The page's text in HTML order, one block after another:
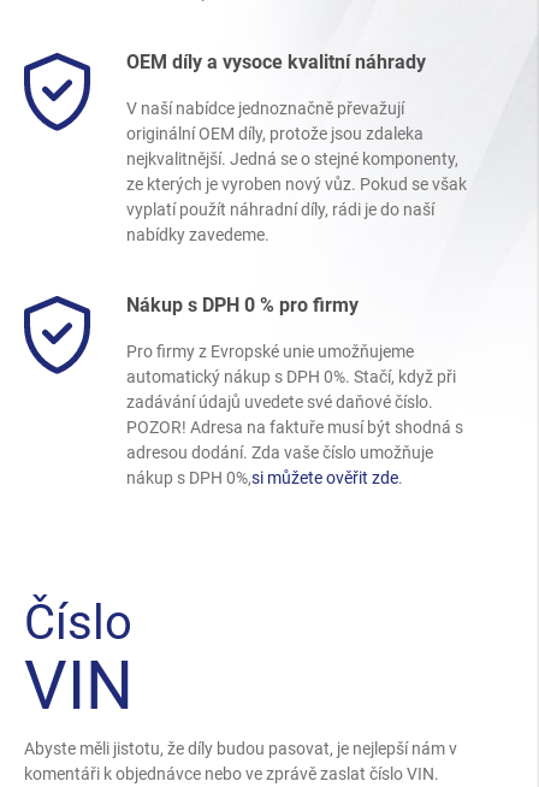
OEM díly a vysoce kvalitní náhrady
V naší nabídce jednoznačně převažují
originální OEM díly, protože jsou zdaleka
nejkvalitnější. Jedná se o stejné komponenty,
ze kterých je vyroben nový vůz. Pokud se však
vyplatí použít náhradní díly, rádi je do naší
nabídky zavedeme.
Nákup s DPH 0 % pro firmy
Pro firmy z Evropské unie umožňujeme
automatický nákup s DPH 0%. Stačí, když při
zadávání údajů uvedete své daňové číslo.
POZOR! Adresa na faktuře musí být shodná s
adresou dodání. Zda vaše číslo umožňuje
nákup s DPH 0%,si můžete ověřit zde.
Číslo
VIN
Abyste měli jistotu, že díly budou pasovat, je nejlepší nám v
komentáři k objednávce nebo ve zprávě zaslat číslo VIN.